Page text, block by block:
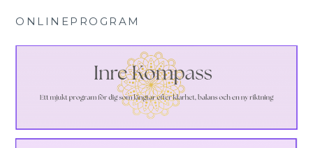
ONLINEPROGRAM